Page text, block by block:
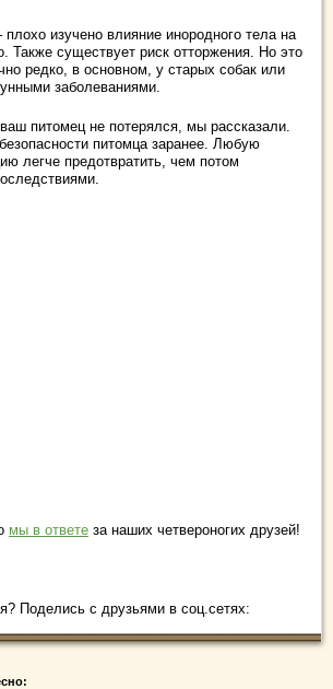
изучено влияние инородного тела на
Также существует риск отторжения. Но это
редко, в основном, у старых собак или
заболеваниями.
питомец не потерялся, мы рассказали.
питомца заранее. Любую
легче предотвратить, чем потом
мы в ответе за наших четвероногих друзей!
Поделись с друзьями в соц.сетях: